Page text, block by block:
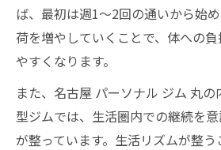
ば、最初は週1〜2回の通いから始
荷を増やしていくことで、体への
やすくなります。
また、名古屋 パーソナル ジム 丸
型ジムでは、生活圏内での継続を
が整っています。生活リズムが整